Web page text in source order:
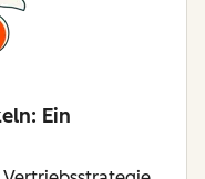
Ein